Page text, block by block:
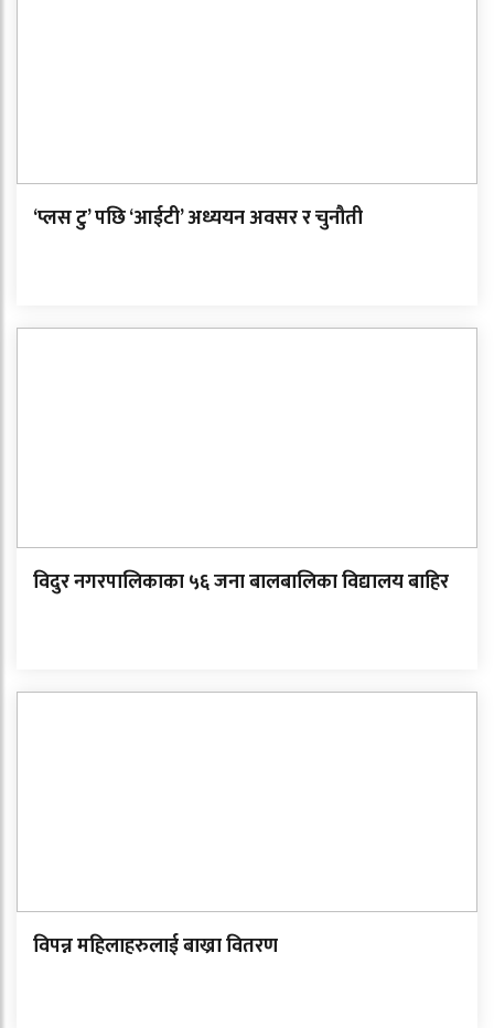
‘प्लस टु’ पछि ‘आईटी’ अध्ययन अवसर र चुनौती
विदुर नगरपालिकाका ५६ जना बालबालिका विद्यालय बाहिर
विपन्न महिलाहरुलाई बाख्रा वितरण